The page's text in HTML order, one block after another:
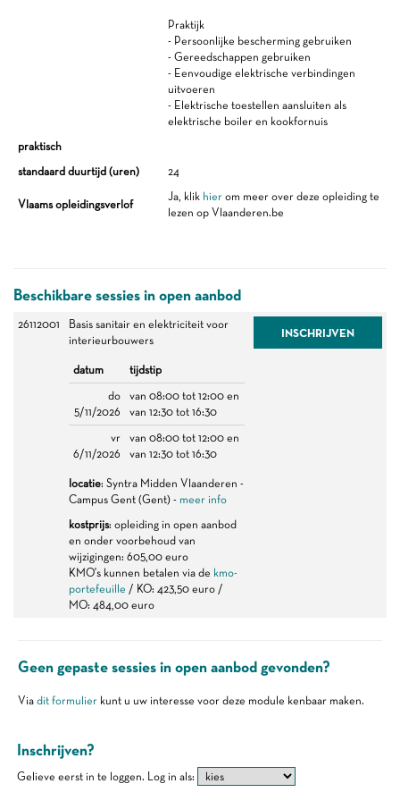
Praktijk
- Persoonlijke bescherming gebruiken
- Gereedschappen gebruiken
- Eenvoudige elektrische verbindingen
uitvoeren
- Elektrische toestellen aansluiten als
elektrische boiler en kookfornuis
praktisch
standaard duurtijd (uren)
24
Vlaams opleidingsverlof
Ja, klik hier om meer over deze opleiding te
lezen op Vlaanderen.be
Beschikbare sessies in open aanbod
26112001
Basis sanitair en elektriciteit voor
interieurbouwers
INSCHRIJVEN
datum
tijdstip
do
5/11/2026
van 08:00 tot 12:00 en
van 12:30 tot 16:30
vr
6/11/2026
van 08:00 tot 12:00 en
van 12:30 tot 16:30
locatie: Syntra Midden Vlaanderen -
Campus Gent (Gent) - meer info
kostprijs: opleiding in open aanbod
en onder voorbehoud van
wijzigingen: 605,00 euro
KMO's kunnen betalen via de kmo-
portefeuille / KO: 423,50 euro /
MO: 484,00 euro
Geen gepaste sessies in open aanbod gevonden?
Via dit formulier kunt u uw interesse voor deze module kenbaar maken.
Inschrijven?
Gelieve eerst in te loggen. Log in als: